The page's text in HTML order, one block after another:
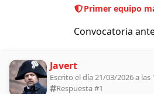
Primer equipo
Convocatoria
Javert
Escrito el día 21/03/2026 a las
Respuesta #1